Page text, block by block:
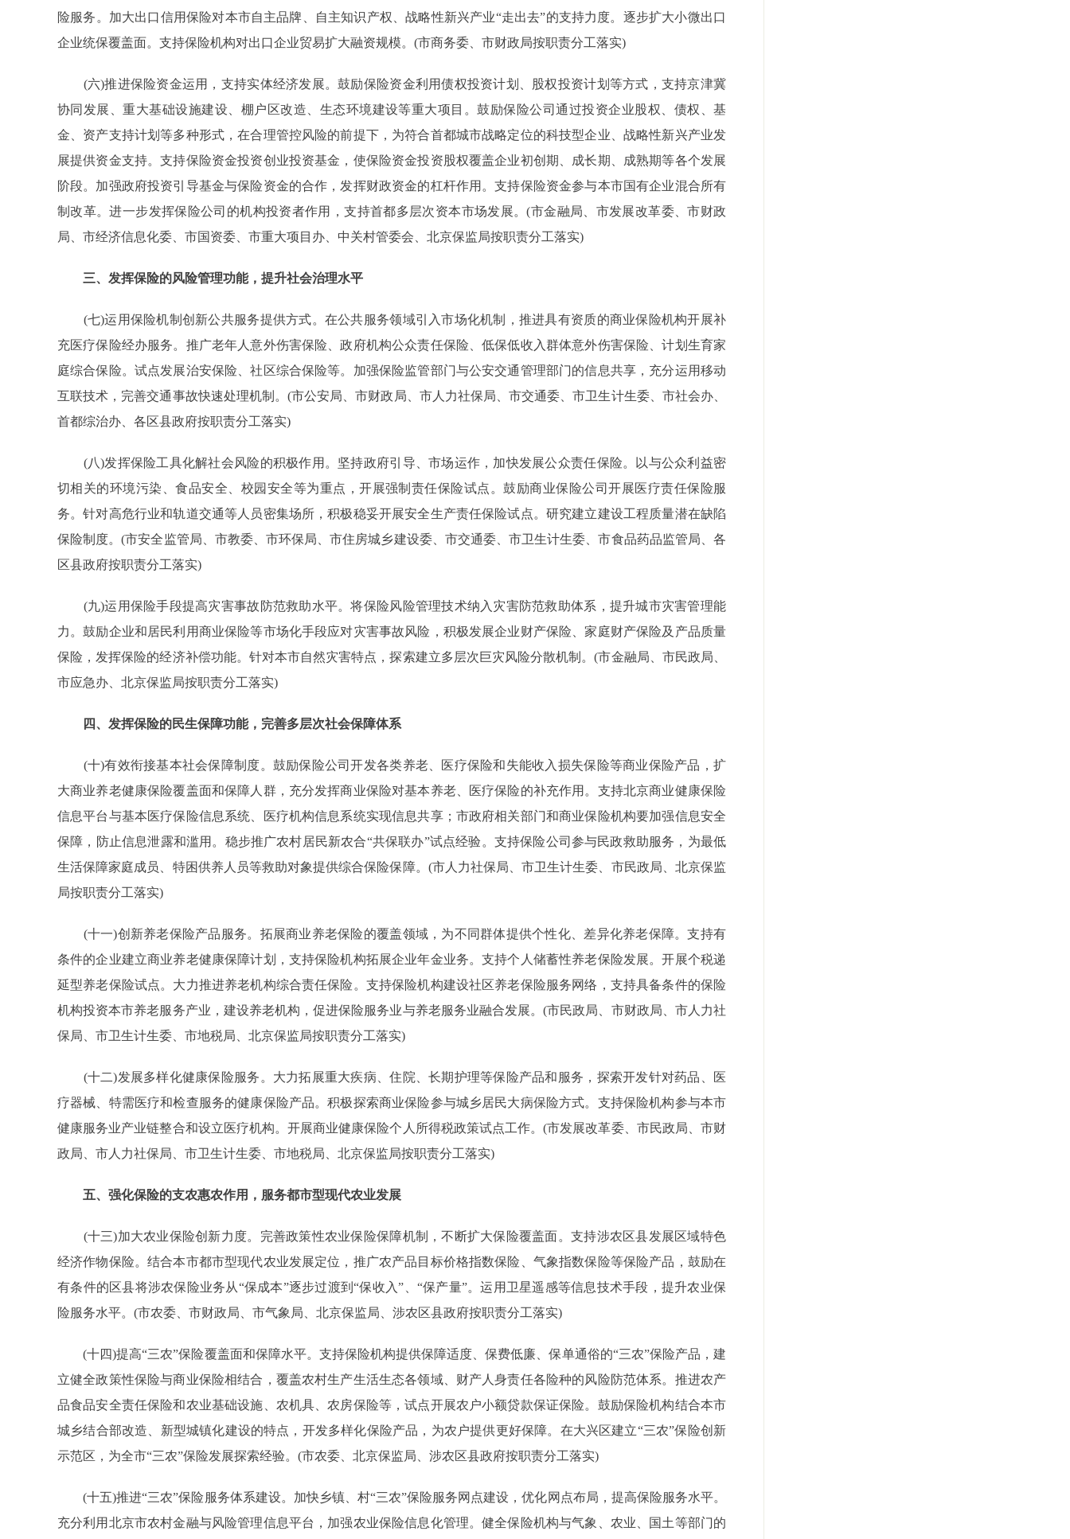
险服务。加大出口信用保险对本市自主品牌、自主知识产权、战略性新兴产业“走出去”的支持力度。逐步扩大小微出口
企业统保覆盖面。支持保险机构对出口企业贸易扩大融资规模。(市商务委、市财政局按职责分工落实)
(六)推进保险资金运用，支持实体经济发展。鼓励保险资金利用债权投资计划、股权投资计划等方式，支持京津冀
协同发展、重大基础设施建设、棚户区改造、生态环境建设等重大项目。鼓励保险公司通过投资企业股权、债权、基
金、资产支持计划等多种形式，在合理管控风险的前提下，为符合首都城市战略定位的科技型企业、战略性新兴产业发
展提供资金支持。支持保险资金投资创业投资基金，使保险资金投资股权覆盖企业初创期、成长期、成熟期等各个发展
阶段。加强政府投资引导基金与保险资金的合作，发挥财政资金的杠杆作用。支持保险资金参与本市国有企业混合所有
制改革。进一步发挥保险公司的机构投资者作用，支持首都多层次资本市场发展。(市金融局、市发展改革委、市财政
局、市经济信息化委、市国资委、市重大项目办、中关村管委会、北京保监局按职责分工落实)
三、发挥保险的风险管理功能，提升社会治理水平
(七)运用保险机制创新公共服务提供方式。在公共服务领域引入市场化机制，推进具有资质的商业保险机构开展补
充医疗保险经办服务。推广老年人意外伤害保险、政府机构公众责任保险、低保低收入群体意外伤害保险、计划生育家
庭综合保险。试点发展治安保险、社区综合保险等。加强保险监管部门与公安交通管理部门的信息共享，充分运用移动
互联技术，完善交通事故快速处理机制。(市公安局、市财政局、市人力社保局、市交通委、市卫生计生委、市社会办、
首都综治办、各区县政府按职责分工落实)
(八)发挥保险工具化解社会风险的积极作用。坚持政府引导、市场运作，加快发展公众责任保险。以与公众利益密
切相关的环境污染、食品安全、校园安全等为重点，开展强制责任保险试点。鼓励商业保险公司开展医疗责任保险服
务。针对高危行业和轨道交通等人员密集场所，积极稳妥开展安全生产责任保险试点。研究建立建设工程质量潜在缺陷
保险制度。(市安全监管局、市教委、市环保局、市住房城乡建设委、市交通委、市卫生计生委、市食品药品监管局、各
区县政府按职责分工落实)
(九)运用保险手段提高灾害事故防范救助水平。将保险风险管理技术纳入灾害防范救助体系，提升城市灾害管理能
力。鼓励企业和居民利用商业保险等市场化手段应对灾害事故风险，积极发展企业财产保险、家庭财产保险及产品质量
保险，发挥保险的经济补偿功能。针对本市自然灾害特点，探索建立多层次巨灾风险分散机制。(市金融局、市民政局、
市应急办、北京保监局按职责分工落实)
四、发挥保险的民生保障功能，完善多层次社会保障体系
(十)有效衔接基本社会保障制度。鼓励保险公司开发各类养老、医疗保险和失能收入损失保险等商业保险产品，扩
大商业养老健康保险覆盖面和保障人群，充分发挥商业保险对基本养老、医疗保险的补充作用。支持北京商业健康保险
信息平台与基本医疗保险信息系统、医疗机构信息系统实现信息共享；市政府相关部门和商业保险机构要加强信息安全
保障，防止信息泄露和滥用。稳步推广农村居民新农合“共保联办”试点经验。支持保险公司参与民政救助服务，为最低
生活保障家庭成员、特困供养人员等救助对象提供综合保险保障。(市人力社保局、市卫生计生委、市民政局、北京保监
局按职责分工落实)
(十一)创新养老保险产品服务。拓展商业养老保险的覆盖领域，为不同群体提供个性化、差异化养老保障。支持有
条件的企业建立商业养老健康保障计划，支持保险机构拓展企业年金业务。支持个人储蓄性养老保险发展。开展个税递
延型养老保险试点。大力推进养老机构综合责任保险。支持保险机构建设社区养老保险服务网络，支持具备条件的保险
机构投资本市养老服务产业，建设养老机构，促进保险服务业与养老服务业融合发展。(市民政局、市财政局、市人力社
保局、市卫生计生委、市地税局、北京保监局按职责分工落实)
(十二)发展多样化健康保险服务。大力拓展重大疾病、住院、长期护理等保险产品和服务，探索开发针对药品、医
疗器械、特需医疗和检查服务的健康保险产品。积极探索商业保险参与城乡居民大病保险方式。支持保险机构参与本市
健康服务业产业链整合和设立医疗机构。开展商业健康保险个人所得税政策试点工作。(市发展改革委、市民政局、市财
政局、市人力社保局、市卫生计生委、市地税局、北京保监局按职责分工落实)
五、强化保险的支农惠农作用，服务都市型现代农业发展
(十三)加大农业保险创新力度。完善政策性农业保险保障机制，不断扩大保险覆盖面。支持涉农区县发展区域特色
经济作物保险。结合本市都市型现代农业发展定位，推广农产品目标价格指数保险、气象指数保险等保险产品，鼓励在
有条件的区县将涉农保险业务从“保成本”逐步过渡到“保收入”、“保产量”。运用卫星遥感等信息技术手段，提升农业保
险服务水平。(市农委、市财政局、市气象局、北京保监局、涉农区县政府按职责分工落实)
(十四)提高“三农”保险覆盖面和保障水平。支持保险机构提供保障适度、保费低廉、保单通俗的“三农”保险产品，建
立健全政策性保险与商业保险相结合，覆盖农村生产生活生态各领域、财产人身责任各险种的风险防范体系。推进农产
品食品安全责任保险和农业基础设施、农机具、农房保险等，试点开展农户小额贷款保证保险。鼓励保险机构结合本市
城乡结合部改造、新型城镇化建设的特点，开发多样化保险产品，为农户提供更好保障。在大兴区建立“三农”保险创新
示范区，为全市“三农”保险发展探索经验。(市农委、北京保监局、涉农区县政府按职责分工落实)
(十五)推进“三农”保险服务体系建设。加快乡镇、村“三农”保险服务网点建设，优化网点布局，提高保险服务水平。
充分利用北京市农村金融与风险管理信息平台，加强农业保险信息化管理。健全保险机构与气象、农业、国土等部门的